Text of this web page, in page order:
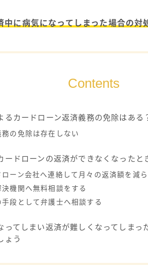
に病気になってしまった場合の対
Contents
るカードローン返済義務の免除はある
務の免除は存在しない
ードローンの返済ができなくなったと
ローン会社へ連絡して月々の返済額を減
決機関へ無料相談をする
手段として弁護士へ相談する
ってしまい返済が難しくなってしまっ
ょう